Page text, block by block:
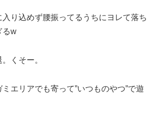
入り込めず腰振ってるうちにヨレて落ち
るw
くそー。
エリアでも寄って”いつものやつ”で遊